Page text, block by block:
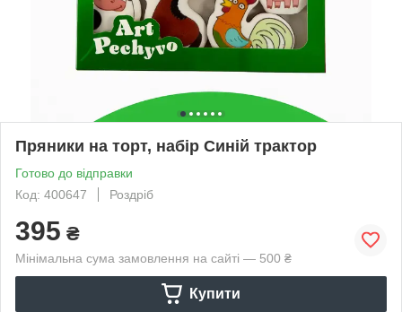
Пряники на торт, набір Синій трактор
Готово до відправки
Код: 400647
Роздріб
395 ₴
Мінімальна сума замовлення на сайті — 500 ₴
Купити